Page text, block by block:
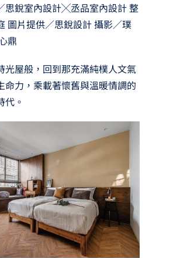
思銳室內設計╳丞品室內設計 整
圖片提供／思銳設計 攝影／璞
鼎
光屋般，回到那充滿純樸人文氣
命力，乘載著懷舊與溫暖情調的
代。